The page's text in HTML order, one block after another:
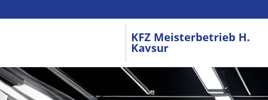
KFZ Meisterbetrieb H.
Kavsur